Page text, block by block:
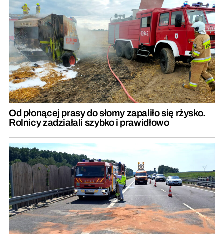
Od płonącej prasy do słomy zapaliło się rżysko.
Rolnicy zadziałali szybko i prawidłowo